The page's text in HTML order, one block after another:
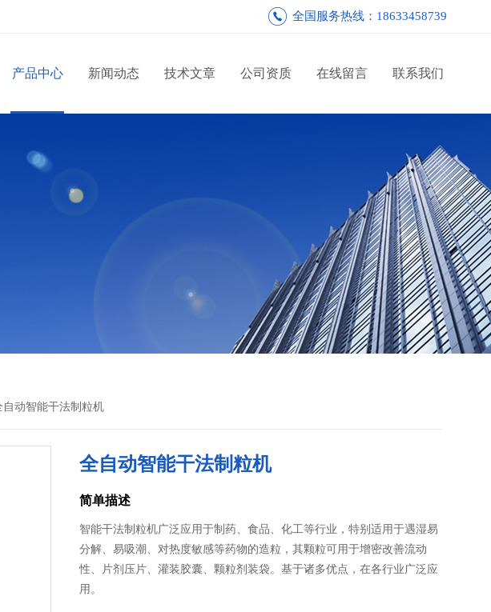
全国服务热线：18633458739
产品中心 新闻动态 技术文章 公司资质 在线留言 联系我们
动智能干法制粒机
全自动智能干法制粒机
简单描述
智能干法制粒机广泛应用于制药、食品、化工等行业，特别适用于遇湿易
分解、易吸潮、对热度敏感等药物的造粒，其颗粒可用于增密改善流动
性、片剂压片、灌装胶囊、颗粒剂装袋。基于诸多优点，在各行业广泛应
用。